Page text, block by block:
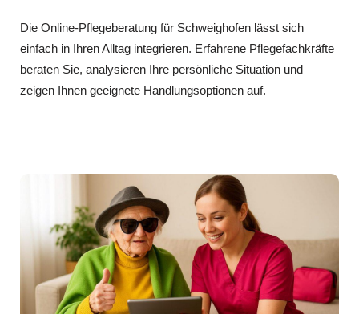
Die Online-Pflegeberatung für Schweighofen lässt sich
einfach in Ihren Alltag integrieren. Erfahrene Pflegefachkräfte
beraten Sie, analysieren Ihre persönliche Situation und
zeigen Ihnen geeignete Handlungsoptionen auf.